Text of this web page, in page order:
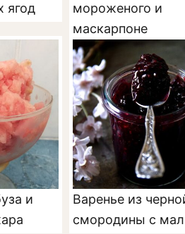
ягод
мороженого и
маскарпоне
и
Варенье из
смородины с